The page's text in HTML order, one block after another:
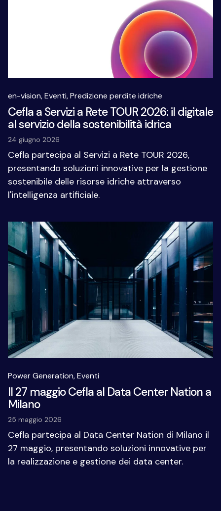
en-vision,Eventi,Predizione perdite idriche
Cefla a Servizi a Rete TOUR 2026: il digitale
al servizio della sostenibilità idrica
24 giugno 2026
Cefla partecipa al Servizi a Rete TOUR 2026,
presentando soluzioni innovative per la gestione
sostenibile delle risorse idriche attraverso
l'intelligenza artificiale.
Power Generation,Eventi
Il 27 maggio Cefla al Data Center Nation a
Milano
25 maggio 2026
Cefla partecipa al Data Center Nation di Milano il
27 maggio, presentando soluzioni innovative per
la realizzazione e gestione dei data center.